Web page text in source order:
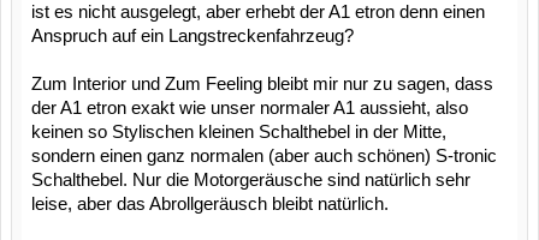
ist es nicht ausgelegt, aber erhebt der A1 etron denn einen
Anspruch auf ein Langstreckenfahrzeug?
Zum Interior und Zum Feeling bleibt mir nur zu sagen, dass
der A1 etron exakt wie unser normaler A1 aussieht, also
keinen so Stylischen kleinen Schalthebel in der Mitte,
sondern einen ganz normalen (aber auch schönen) S-tronic
Schalthebel. Nur die Motorgeräusche sind natürlich sehr
leise, aber das Abrollgeräusch bleibt natürlich.